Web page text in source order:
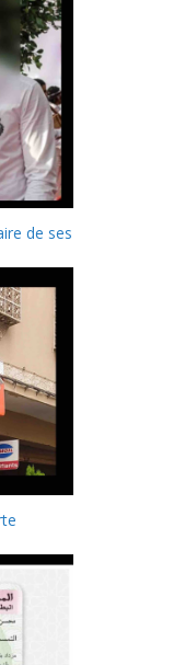
de ses